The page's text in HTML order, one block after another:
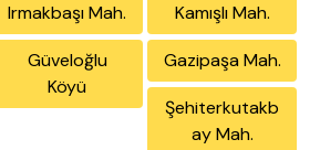
Irmakbaşı Mah. Kamışlı Mah.
Güveloğlu
Köyü
Gazipaşa Mah.
Şehiterkutakb
ay Mah.